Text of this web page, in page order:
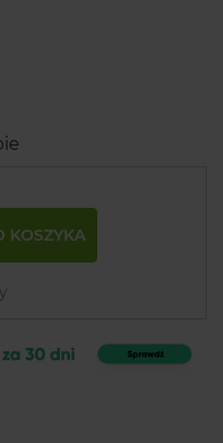
KOSZYKA